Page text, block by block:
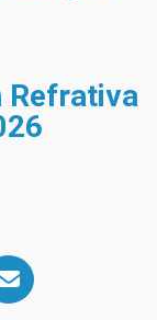
Refrativa